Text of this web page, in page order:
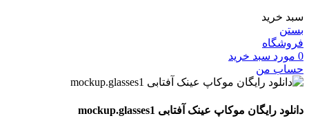
سبد خرید
بستن
فروشگاه
0 مورد سبد خرید
حساب من
دانلود رایگان موکاپ عینک آفتابی mockup.glasses1